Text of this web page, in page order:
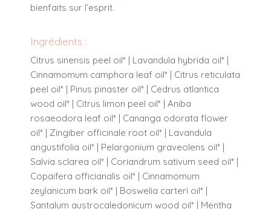
bienfaits sur l’esprit.
Ingrédients :
Citrus sinensis peel oil* | Lavandula hybrida oil* |
Cinnamomum camphora leaf oil* | Citrus reticulata
peel oil* | Pinus pinaster oil* | Cedrus atlantica
wood oil* | Citrus limon peel oil* | Aniba
rosaeodora leaf oil* | Cananga odorata flower
oil* | Zingiber officinale root oil* | Lavandula
angustifolia oil* | Pelargonium graveolens oil* |
Salvia sclarea oil* | Coriandrum sativum seed oil* |
Copaifera officianalis oil* | Cinnamomum
zeylanicum bark oil* | Boswelia carteri oil* |
Santalum austrocaledonicum wood oil* | Mentha